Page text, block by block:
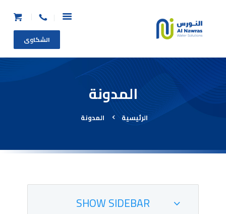
الشكاوى
المدونة
الرئيسية المدونة
عرض الاستبدال
طلب صيانة عاجلة
اتصل بنا
SHOW SIDEBAR